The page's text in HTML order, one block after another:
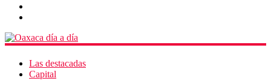
Las destacadas
Capital